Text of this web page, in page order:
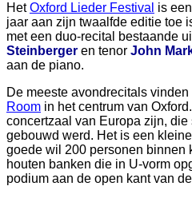
HetOxford Lieder Festival is
jaar aan zijn twaalfde editie toe
met een duo-recital bestaande
Steinberger en tenor John
aan de piano.
De meeste avondrecitals
Room in het centrum van
concertzaal van Europa zijn,
gebouwd werd. Het is een
goede wil 200 personen binnen
houten banken die in U-vorm
podium aan de open kant van